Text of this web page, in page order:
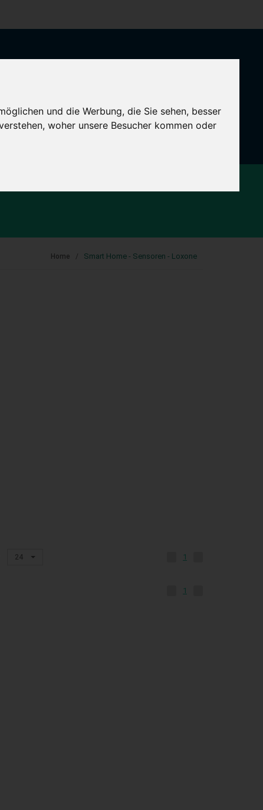
und die Werbung, die Sie sehen, besser
woher unsere Besucher kommen oder
Zeige nurEDU-Artikel
Home Smart Home - Sensoren - Loxone
24 1
1